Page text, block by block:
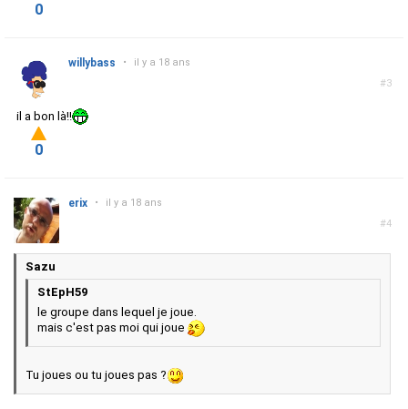
0
#3
willybass • il y a 18 ans
il a bon là!!
0
#4
erix • il y a 18 ans
Sazu
StEpH59
le groupe dans lequel je joue.
mais c'est pas moi qui joue
Tu joues ou tu joues pas ?